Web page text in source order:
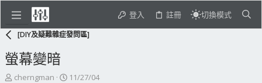
登入 註冊 切換模式
[DIY及疑難雜症發問區]
螢幕變暗
主
cherngman
開
11/27/04